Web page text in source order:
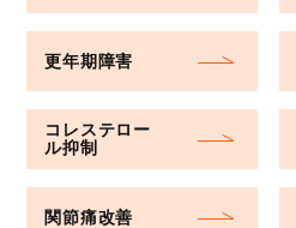
更年期障害
コレステロー
ル抑制
関節痛改善